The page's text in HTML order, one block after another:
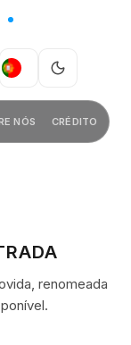
PT
NÓS CRÉDITO
renomeada